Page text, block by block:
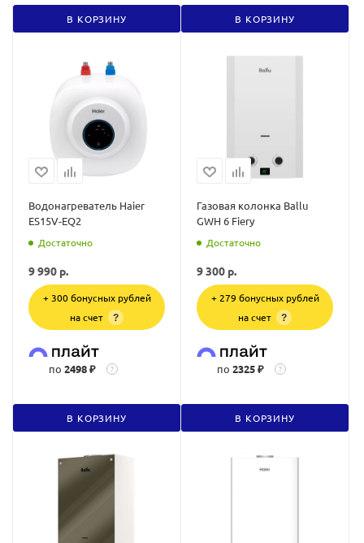
В КОРЗИНУ В КОРЗИНУ
Водонагреватель Haier
ES15V-EQ2
Достаточно
9 990 р.
+ 300 бонусных рублей
на счет
?
по 2498 ₽ ?
В КОРЗИНУ
Газовая колонка Ballu
GWH 6 Fiery
Достаточно
9 300 р.
+ 279 бонусных рублей
на счет
?
по 2325 ₽ ?
В КОРЗИНУ